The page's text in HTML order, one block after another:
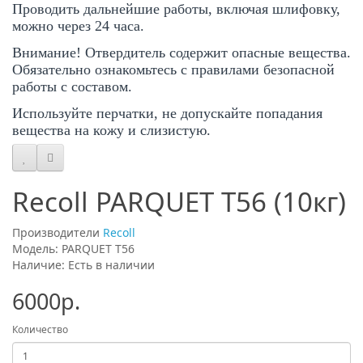
Проводить дальнейшие работы, включая шлифовку,
можно через 24 часа.
Внимание! Отвердитель содержит опасные вещества.
Обязательно ознакомьтесь с правилами безопасной
работы с составом.
Используйте перчатки, не допускайте попадания
вещества на кожу и слизистую.
Recoll PARQUET T56 (10кг)
Производители Recoll
Модель: PARQUET T56
Наличие: Есть в наличии
6000р.
Количество